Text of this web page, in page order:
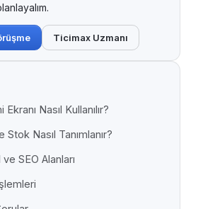
Ticimax Uzmanı
Nasıl Kullanılır?
Nasıl Tanımlanır?
SEO Alanları